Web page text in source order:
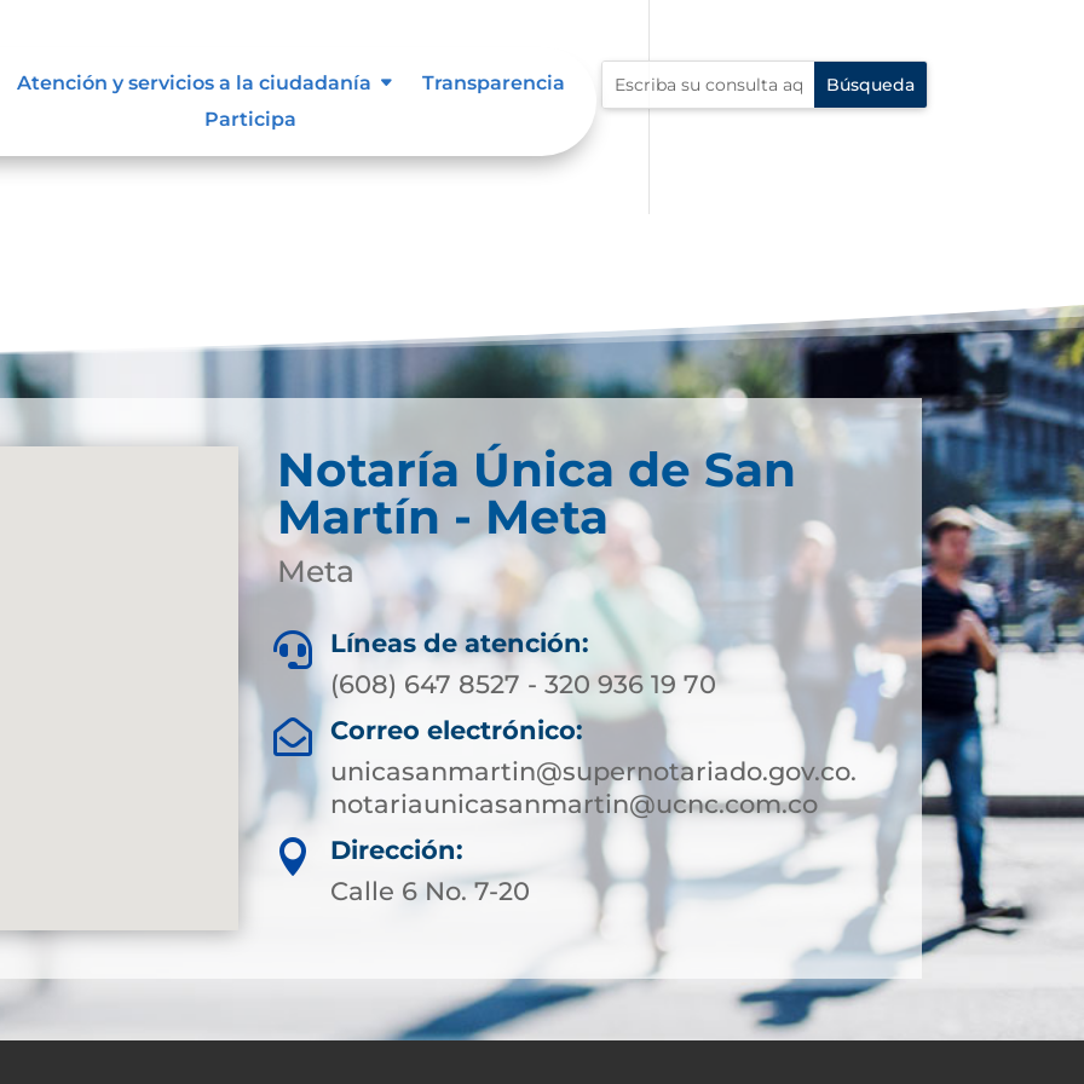
Atención y servicios a la ciudadanía
Transparencia
Participa
les aplique de interés.
Notaría Única de San
Martín - Meta
Meta

Líneas de atención:
(608) 647 8527 - 320 936 19 70

Correo electrónico:
unicasanmartin@supernotariado.gov.co.
notariaunicasanmartin@ucnc.com.co

Dirección:
Calle 6 No. 7-20